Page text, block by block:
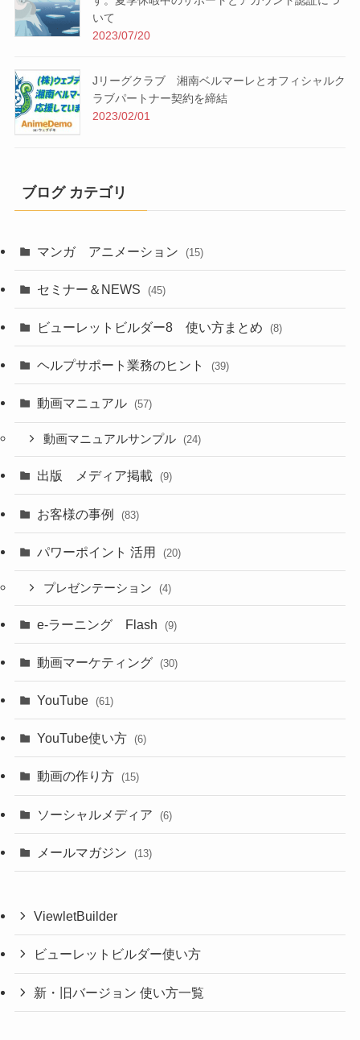
いて
2023/07/20
Jリーグクラブ 湘南ベルマーレとオフィシャルク
ラブパートナー契約を締結
2023/02/01
ブログ カテゴリ
マンガ アニメーション (15)
セミナー＆NEWS (45)
ビューレットビルダー8 使い方まとめ (8)
ヘルプサポート業務のヒント (39)
動画マニュアル (57)
動画マニュアルサンプル (24)
出版 メディア掲載 (9)
お客様の事例 (83)
パワーポイント 活用 (20)
プレゼンテーション (4)
e-ラーニング Flash (9)
動画マーケティング (30)
YouTube (61)
YouTube使い方 (6)
動画の作り方 (15)
ソーシャルメディア (6)
メールマガジン (13)
ViewletBuilder
ビューレットビルダー使い方
新・旧バージョン 使い方一覧